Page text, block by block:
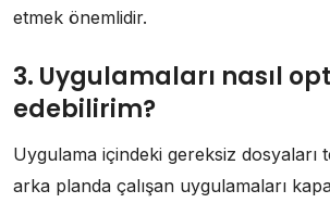
etmek önemlidir.
3. Uygulamaları nasıl
edebilirim?
Uygulama içindeki gereksiz dosyaları
arka planda çalışan uygulamaları